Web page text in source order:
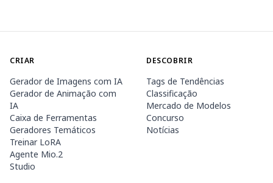
CRIAR
Gerador de Imagens com IA
Gerador de Animação com
IA
Caixa de Ferramentas
Geradores Temáticos
Treinar LoRA
Agente Mio.2
Studio
DESCOBRIR
Tags de Tendências
Classificação
Mercado de Modelos
Concurso
Notícias